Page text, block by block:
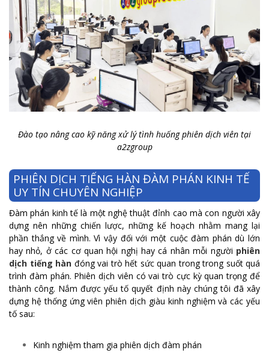
Đào tạo nâng cao kỹ năng xử lý tình huống phiên dịch viên tại
a2zgroup
PHIÊN DỊCH TIẾNG HÀN ĐÀM PHÁN KINH TẾ
UY TÍN CHUYÊN NGHIỆP
Đàm phán kinh tế là một nghệ thuật đỉnh cao mà con người xây
dựng nên những chiến lược, những kế hoạch nhằm mang lại
phần thắng về mình. Vì vậy đối với một cuộc đàm phán dù lớn
hay nhỏ, ở các cơ quan hội nghị hay cá nhân mỗi người phiên
dịch tiếng hàn đóng vai trò hết sức quan trong trong suốt quá
trình đàm phán. Phiên dịch viên có vai trò cực kỳ quan trọng để
thành công. Nắm được yếu tố quyết định này chúng tôi đã xây
dựng hệ thống ứng viên phiên dịch giàu kinh nghiệm và các yếu
tố sau:
Kinh nghiệm tham gia phiên dịch đàm phán